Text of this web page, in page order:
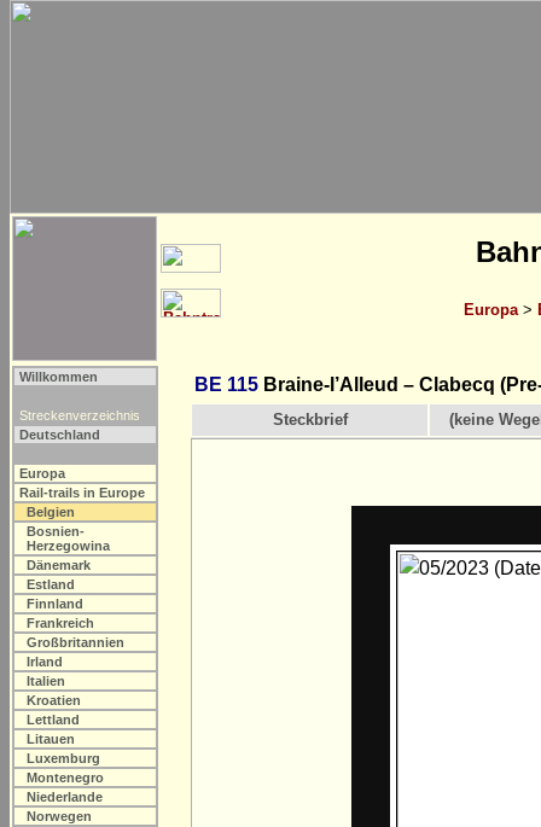
Europa>
Willkommen
Streckenverzeichnis
Deutschland
Europa
Rail-trails in Europe
Belgien
Bosnien-
Herzegowina
Dänemark
Estland
Finnland
Frankreich
Großbritannien
Irland
Italien
Kroatien
Lettland
Litauen
Luxemburg
Montenegro
Niederlande
Norwegen
BE 115 Braine-l’Alleud – Clabecq
Steckbrief (keine